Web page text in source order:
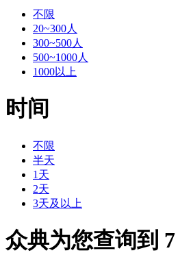
不限
20~300人
300~500人
500~1000人
1000以上
时间
不限
半天
1天
2天
3天及以上
众典为您查询到 7